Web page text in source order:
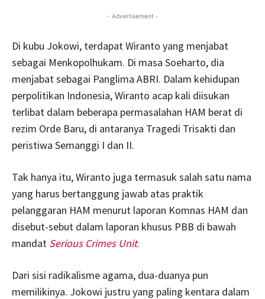
- Advertisement -
Di kubu Jokowi, terdapat Wiranto yang menjabat
sebagai Menkopolhukam. Di masa Soeharto, dia
menjabat sebagai Panglima ABRI. Dalam kehidupan
perpolitikan Indonesia, Wiranto acap kali diisukan
terlibat dalam beberapa permasalahan HAM berat di
rezim Orde Baru, di antaranya Tragedi Trisakti dan
peristiwa Semanggi I dan II.
Tak hanya itu, Wiranto juga termasuk salah satu nama
yang harus bertanggung jawab atas praktik
pelanggaran HAM menurut laporan Komnas HAM dan
disebut-sebut dalam laporan khusus PBB di bawah
mandat Serious Crimes Unit.
Dari sisi radikalisme agama, dua-duanya pun
memilikinya. Jokowi justru yang paling kentara dalam